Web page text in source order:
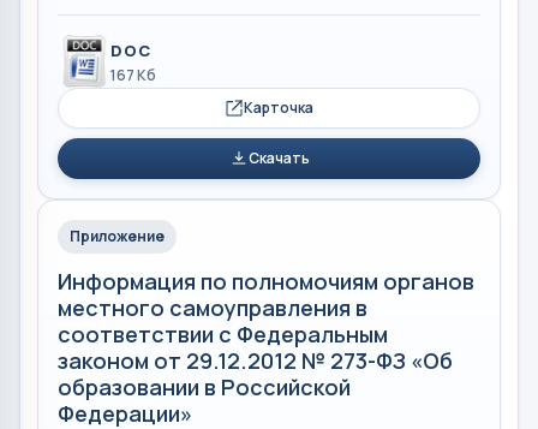
DOC
167 Кб
Карточка
Скачать
Приложение
Информация по полномочиям органов
местного самоуправления в
соответствии с Федеральным
законом от 29.12.2012 № 273-ФЗ «Об
образовании в Российской
Федерации»